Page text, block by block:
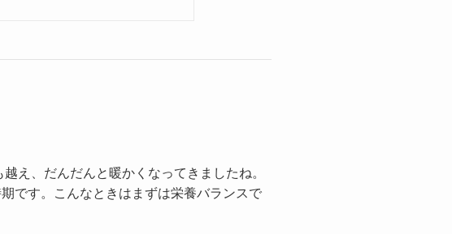
え、だんだんと暖かくなってきましたね。
です。こんなときはまずは栄養バランスで